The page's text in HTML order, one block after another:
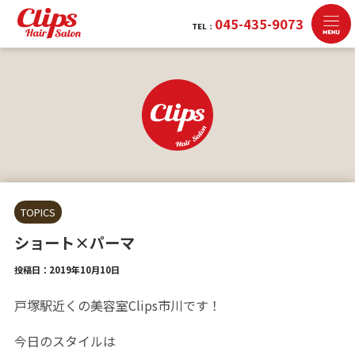
TOPICS
ショート×パーマ
投稿日：2019年10月10日
戸塚駅近くの美容室Clips市川です！
今日のスタイルは
TEL： 045-435-9073